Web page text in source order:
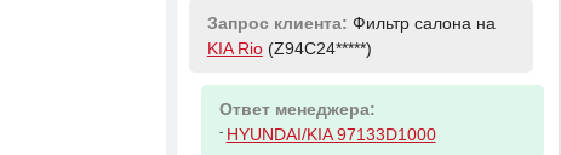
Запрос клиента: Фильтр салона на
KIA Rio(Z94C24*****)
Ответ менеджера:
- HYUNDAI/KIA 97133D1000